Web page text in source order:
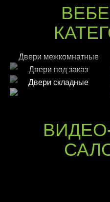
Двери межкомнатные
Двери под заказ
Двери складные